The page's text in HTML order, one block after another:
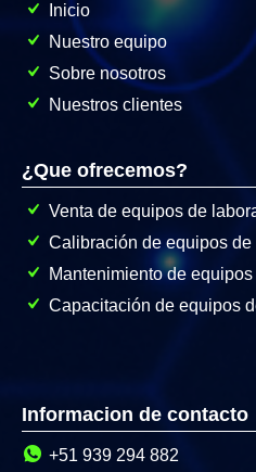
Inicio
Nuestro equipo
Sobre nosotros
Nuestros clientes
¿Que ofrecemos?
Venta de equipos de
Calibración de equipos de
Mantenimiento de
Capacitación de equipos
Informacion de contacto
+51 939 294 882